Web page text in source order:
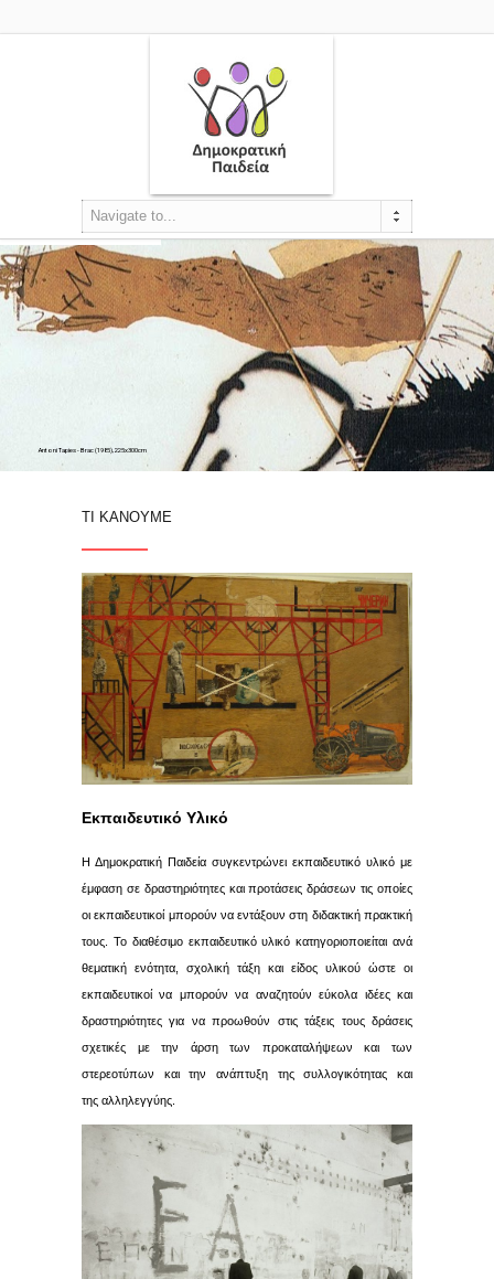
Navigate to...
Antoni Tapies - Brac (1985), 225x300cm
ΤΙ ΚΑΝΟΥΜΕ
Εκπαιδευτικό Υλικό
Η Δημοκρατική Παιδεία συγκεντρώνει εκπαιδευτικό υλικό με
έμφαση σε δραστηριότητες και προτάσεις δράσεων τις οποίες
οι εκπαιδευτικοί μπορούν να εντάξουν στη διδακτική πρακτική
τους. Το διαθέσιμο εκπαιδευτικό υλικό κατηγοριοποιείται ανά
θεματική ενότητα, σχολική τάξη και είδος υλικού ώστε οι
εκπαιδευτικοί να μπορούν να αναζητούν εύκολα ιδέες και
δραστηριότητες για να προωθούν στις τάξεις τους δράσεις
σχετικές με την άρση των προκαταλήψεων και των
στερεοτύπων και την ανάπτυξη της συλλογικότητας και
της αλληλεγγύης.